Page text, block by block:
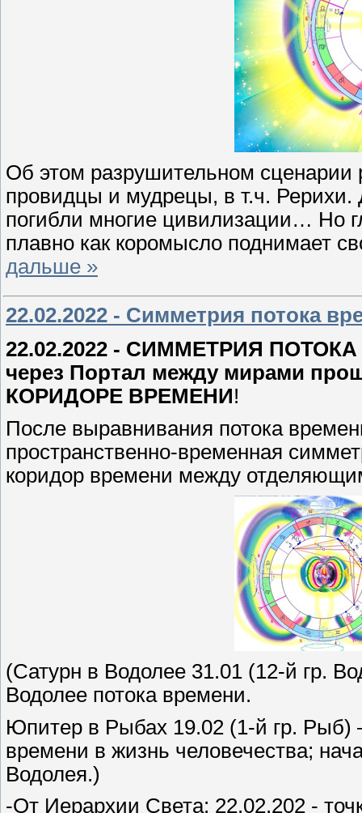
Об этом разрушительном сценарии
провидцы и мудрецы, в т.ч.
погибли многие цивилизации… Но
плавно как коромысло поднимает
дальше »
22.02.2022 - Симметрия потока
22.02.2022 - СИММЕТРИЯ
через Портал между мирами
КОРИДОРЕ ВРЕМЕНИ!
После выравнивания потока
пространственно-временная
коридор времени между
(Сатурн в Водолее 31.01 (12-й гр.
Водолее потока времени.
Юпитер в Рыбах 19.02 (1-й гр. Рыб)
времени в жизнь человечества;
Водолея.)
-От Иерархии Света: 22.02.202 -